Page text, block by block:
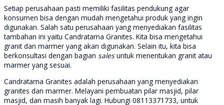
Setiap perusahaan pasti memiliki fasilitas pendukung agar
konsumen bisa dengan mudah mengetahui produk yang ingin
digunakan. Salah satu perusahaan yang menyediakan fasilitas
tambahan ini yaitu Candratama Granites. Kita bisa mengetahui
granit dan marmer yang akan digunakan. Selain itu, kita bisa
berkonsultasi dengan bagian salesuntuk menentukan granit atau
marmer yang sesuai.
Candratama Granites adalah perusahaan yang menyediakan
granites dan marmer. Melayani pembuatan pilar masjid, pilar
masjid, dan masih banyak lagi. Hubungi 08113371733, untuk